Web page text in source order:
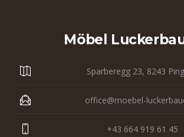
Möbel
Sparberegg 23, 8243
office@moebel-
+43 664 919 61 45